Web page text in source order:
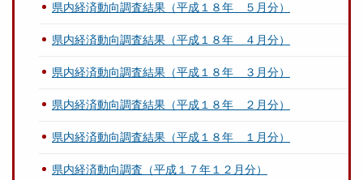
県内経済動向調査結果（平成１８年 ５月分）
県内経済動向調査結果（平成１８年 ４月分）
県内経済動向調査結果（平成１８年 ３月分）
県内経済動向調査結果（平成１８年 ２月分）
県内経済動向調査結果（平成１８年 １月分）
県内経済動向調査（平成１７年１２月分）